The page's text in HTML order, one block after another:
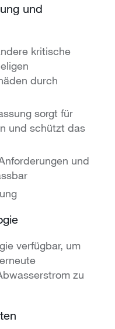
und
kritische
durch
sorgt für
und schützt das
und
verfügbar, um
zu